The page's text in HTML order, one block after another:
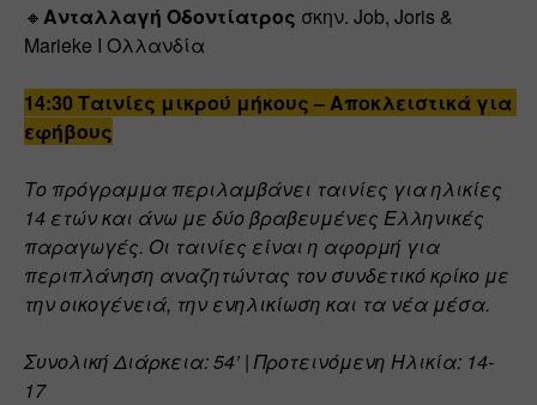
🔸Ανταλλαγή Οδοντίατρος σκην. Job, Joris &
Marieke Ι Ολλανδία
14:30 Ταινίες μικρού μήκους – Αποκλειστικά για
εφήβους
Το πρόγραμμα περιλαμβάνει ταινίες για ηλικίες
14 ετών και άνω με δύο βραβευμένες Ελληνικές
παραγωγές. Οι ταινίες είναι η αφορμή για
περιπλάνηση αναζητώντας τον συνδετικό κρίκο με
την οικογένειά, την ενηλικίωση και τα νέα μέσα.
Συνολική Διάρκεια: 54’ | Προτεινόμενη Ηλικία: 14-
17